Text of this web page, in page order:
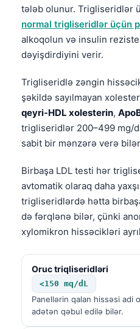
tələb olunur. Trigliseridlər
normal trigliseridlər üçün
alkoqolun və insulin
dəyişdirdiyini verir.
Trigliseridlə zəngin
şəkildə sayılmayan
qeyri-HDL xolesterin,
trigliseridlər 200–499 mg/
sabit bir mənzərə verə
Birbaşa LDL testi hər
avtomatik olaraq daha
trigliseridlərdə hətta
də fərqlənə bilər, çünki
xylomikron hissəcikləri
Oruc triqliseridləri
<150 mq/dL
Panellərin qalan hissəsi adi
adətən qəbul edilə bilər.